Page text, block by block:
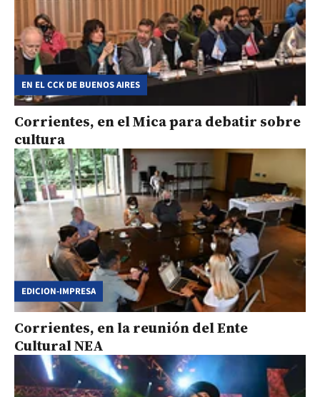
EN EL CCK DE BUENOS AIRES
Corrientes, en el Mica para debatir sobre
cultura
EDICION-IMPRESA
Corrientes, en la reunión del Ente
Cultural NEA